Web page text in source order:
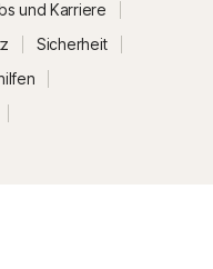
und Karriere
Sicherheit